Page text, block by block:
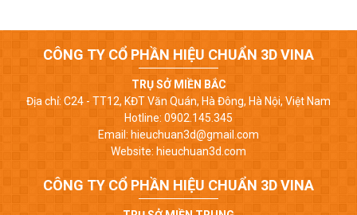
CÔNG TY CỔ PHẦN HIỆU CHUẨN 3D VINA
TRỤ SỞ MIỀN BẮC
Địa chỉ: C24 - TT12, KĐT Văn Quán, Hà Đông, Hà Nội, Việt Nam
Hotline: 0902.145.345
Email: hieuchuan3d@gmail.com
Website: hieuchuan3d.com
CÔNG TY CỔ PHẦN HIỆU CHUẨN 3D VINA